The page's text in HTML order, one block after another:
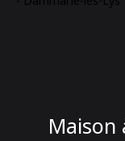
Maison